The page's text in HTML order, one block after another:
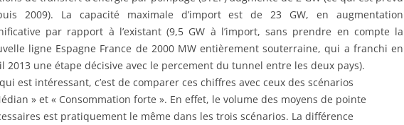
2009). La capacité maximale d’import est de 23 GW, en augmentation
par rapport à l’existant (9,5 GW à l’import, sans prendre en compte la
ligne Espagne France de 2000 MW entièrement souterraine, qui a franchi en
2013 une étape décisive avec le percement du tunnel entre les deux pays).
est intéressant, c’est de comparer ces chiffres avec ceux des scénarios
» et « Consommation forte ». En effet, le volume des moyens de pointe
est pratiquement le même dans les trois scénarios. La différence